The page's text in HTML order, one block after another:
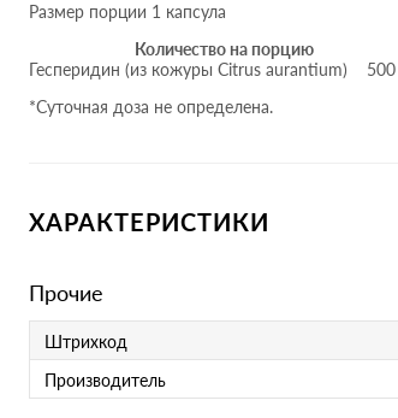
Размер порции 1 капсула
Количество на порцию
Гесперидин (из кожуры Citrus aurantium)
*Суточная доза не определена.
ХАРАКТЕРИСТИКИ
Прочие
Штрихкод
Производитель